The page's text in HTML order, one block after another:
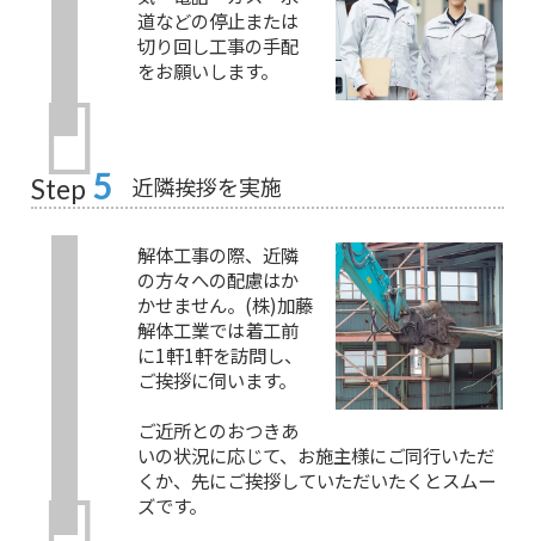
道などの停止または
切り回し工事の手配
をお願いします。
Step 5 近隣挨拶を実施
解体工事の際、近隣
の方々への配慮はか
かせません。(株)加藤
解体工業では着工前
に1軒1軒を訪問し、
ご挨拶に伺います。
ご近所とのおつきあ
いの状況に応じて、お施主様にご同行いただ
くか、先にご挨拶していただいたくとスムー
ズです。